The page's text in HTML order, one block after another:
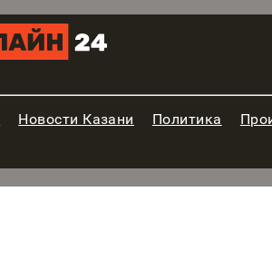
Новости Казани Политика